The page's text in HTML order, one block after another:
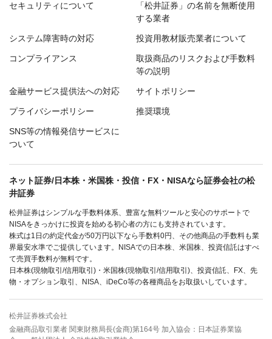
セキュリティについて
「松井証券」の名前を無断使用
する業者
システム障害時の対応 投資用教材販売業者について
コンプライアンス
取扱商品のリスクおよび手数料
等の説明
金融サービス提供法への対応 サイトポリシー
プライバシーポリシー 推奨環境
SNS等の情報発信サービスに
ついて
ネット証券/日本株・米国株・投信・FX・NISAなら証券会社の松
井証券
松井証券はシンプルな手数料体系、豊富な無料ツールと安心のサポートで
NISAをきっかけに投資を始める初心者の方にも支持されています。
株式は1日の約定代金が50万円以下なら手数料0円、その他商品の手数料も業
界最安水準でご提供しています。NISAでの日本株、米国株、投資信託はすべ
て売買手数料が無料です。
日本株(現物取引/信用取引)・米国株(現物取引/信用取引)、投資信託、FX、先
物・オプション取引、NISA、iDeCo等の各種商品をお取扱いしています。
松井証券株式会社
金融商品取引業者 関東財務局長(金商)第164号 加入協会：日本証券業協